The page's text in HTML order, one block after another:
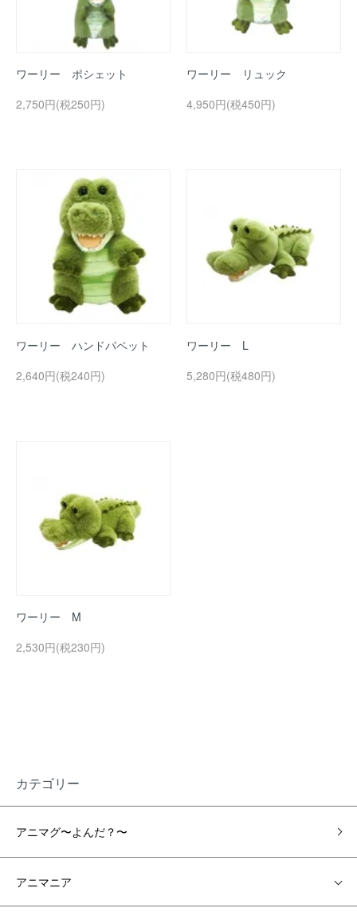
ワーリー ポシェット
2,750円(税250円)
ワーリー リュック
4,950円(税450円)
ワーリー ハンドパペット
2,640円(税240円)
ワーリー L
5,280円(税480円)
ワーリー M
2,530円(税230円)
カテゴリー
アニマグ〜よんだ？〜
アニマニア